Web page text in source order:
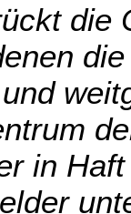
die
in